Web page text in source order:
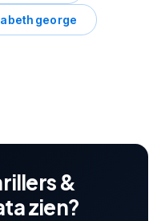
george
&
zien?